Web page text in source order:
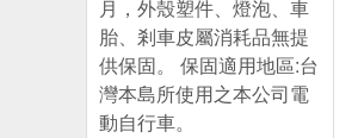
月，外殼塑件、燈泡、車
胎、剎車皮屬消耗品無提
供保固。 保固適用地區:台
灣本島所使用之本公司電
動自行車。